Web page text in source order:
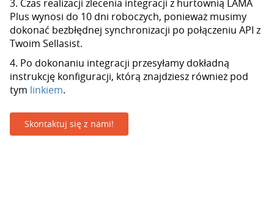
3. Czas realizacji zlecenia integracji z hurtownią LAMA
Plus wynosi do 10 dni roboczych, ponieważ musimy
dokonać bezbłędnej synchronizacji po połączeniu API z
Twoim Sellasist.
4. Po dokonaniu integracji przesyłamy dokładną
instrukcję konfiguracji, którą znajdziesz również pod
tym linkiem.
Skontaktuj się z nami!